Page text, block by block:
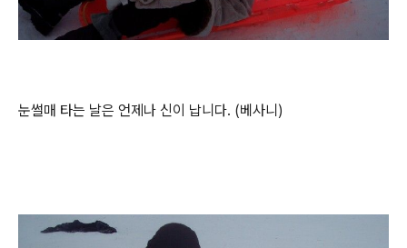
눈썰매 타는 날은 언제나 신이 납니다. (베사니)